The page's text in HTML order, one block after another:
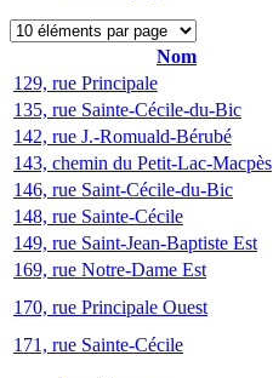
Nom
129, rue Principale
135, rue Sainte-Cécile-du-Bic
142, rue J.-Romuald-Bérubé
143, chemin du Petit-Lac-Macpès
146, rue Saint-Cécile-du-Bic
148, rue Sainte-Cécile
149, rue Saint-Jean-Baptiste Est
169, rue Notre-Dame Est
170, rue Principale Ouest
171, rue Sainte-Cécile